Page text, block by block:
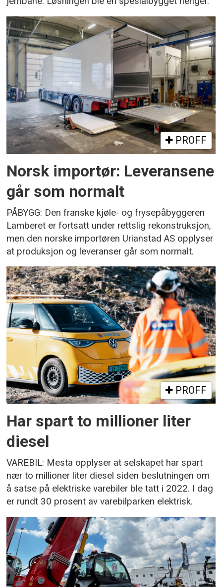
PROFF
Norsk importør: Leveransene
går som normalt
PÅBYGG: Den franske kjøle- og frysepåbyggeren
Lamberet er fortsatt under rettslig rekonstruksjon,
men den norske importøren Urianstad AS opplyser
at produksjon og leveranser går som normalt.
PROFF
Har spart to millioner liter
diesel
VAREBIL: Mesta opplyser at selskapet har spart
nær to millioner liter diesel siden beslutningen om
å satse på elektriske varebiler ble tatt i 2022. I dag
er rundt 30 prosent av varebilparken elektrisk.